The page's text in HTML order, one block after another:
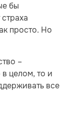
бы
просто. Но
–
целом, то и
все